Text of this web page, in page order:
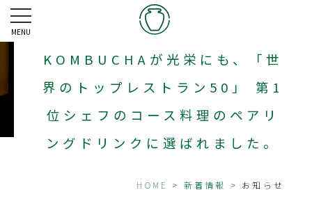
MENU
KOMBUCHAが光栄にも、「世
界のトップレストラン50」 第1
位シェフのコース料理のペアリ
ングドリンクに選ばれました。
HOME > 新着情報 > お知らせ